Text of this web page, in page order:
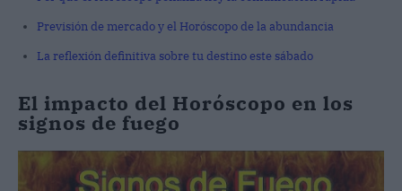
Previsión de mercado y el Horóscopo de la abundancia
La reflexión definitiva sobre tu destino este sábado
El impacto del Horóscopo en los
signos de fuego